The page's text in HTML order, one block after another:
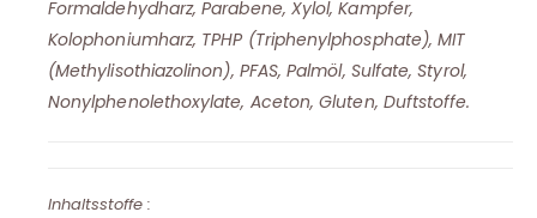
Formaldehydharz, Parabene, Xylol, Kampfer,
Kolophoniumharz, TPHP (Triphenylphosphate), MIT
(Methylisothiazolinon), PFAS, Palmöl, Sulfate, Styrol,
Nonylphenolethoxylate, Aceton, Gluten, Duftstoffe.
Inhaltsstoffe :